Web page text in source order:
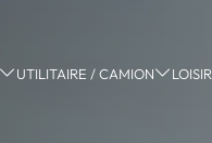
UTILITAIRE / CAMION LOISIR